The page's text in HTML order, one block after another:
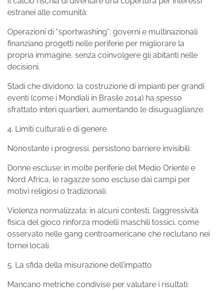
estranei alle comunità:
Operazioni di “sportwashing”: governi e multinazionali
finanziano progetti nelle periferie per migliorare la
propria immagine, senza coinvolgere gli abitanti nelle
decisioni.
Stadi che dividono: la costruzione di impianti per grandi
eventi (come i Mondiali in Brasile 2014) ha spesso
sfrattato interi quartieri, aumentando le disuguaglianze.
4. Limiti culturali e di genere
Nonostante i progressi, persistono barriere invisibili:
Donne escluse: in molte periferie del Medio Oriente e
Nord Africa, le ragazze sono escluse dai campi per
motivi religiosi o tradizionali.
Violenza normalizzata: in alcuni contesti, l’aggressività
fisica del gioco rinforza modelli maschili tossici, come
osservato nelle gang centroamericane che reclutano nei
tornei locali.
5. La sfida della misurazione dell’impatto
Mancano metriche condivise per valutare i risultati: